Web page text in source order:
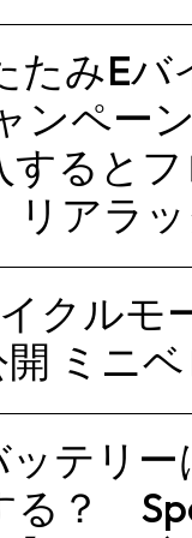
たみEバ
ンペー
すると
リアラ
クルモ
ミニ
テリー
る？